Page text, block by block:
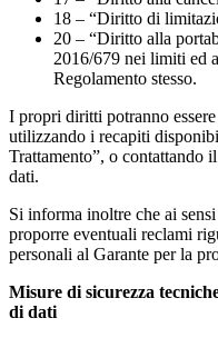
18 – “Diritto di
20 – “Diritto alla
2016/679 nei limiti ed
Regolamento stesso.
I propri diritti potranno
utilizzando i recapiti
Trattamento”, o contattando
dati.
Si informa inoltre che ai
proporre eventuali reclami
personali al Garante per la
Misure di sicurezza
di dati